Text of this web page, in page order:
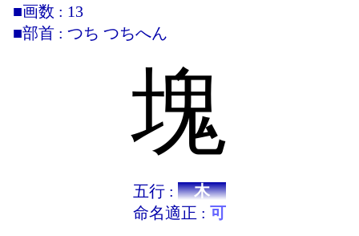
■画数 : 13
■部首 : つち つちへん
塊
五行 : 木
命名適正 : 可